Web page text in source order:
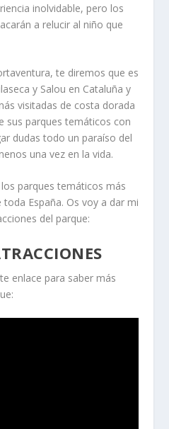
inolvidable, pero los
a relucir al niño que
te diremos que es
y Salou en Cataluña y
visitadas de costa dorada
sus parques temáticos con
dudas todo un paraíso del
una vez en la vida.
parques temáticos más
España. Os voy a dar mi
del parque:
enlace para saber más